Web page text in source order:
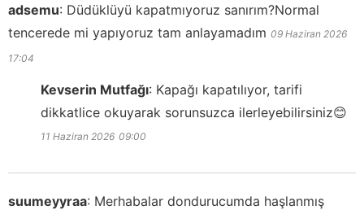
adsemu: Düdüklüyü kapatmıyoruz sanırım?Normal
tencerede mi yapıyoruz tam anlayamadım 09 Haziran 2026
17:04
Kevserin Mutfağı: Kapağı kapatılıyor, tarifi
dikkatlice okuyarak sorunsuzca ilerleyebilirsiniz😊
11 Haziran 2026 09:00
suumeyyraa: Merhabalar dondurucumda haşlanmış